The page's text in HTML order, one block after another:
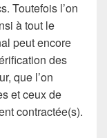
Toutefois l’on
à tout le
peut encore
des
que l’on
et ceux de
contractée(s).